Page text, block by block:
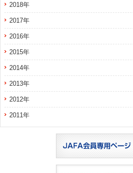
2018年
2017年
2016年
2015年
2014年
2013年
2012年
2011年